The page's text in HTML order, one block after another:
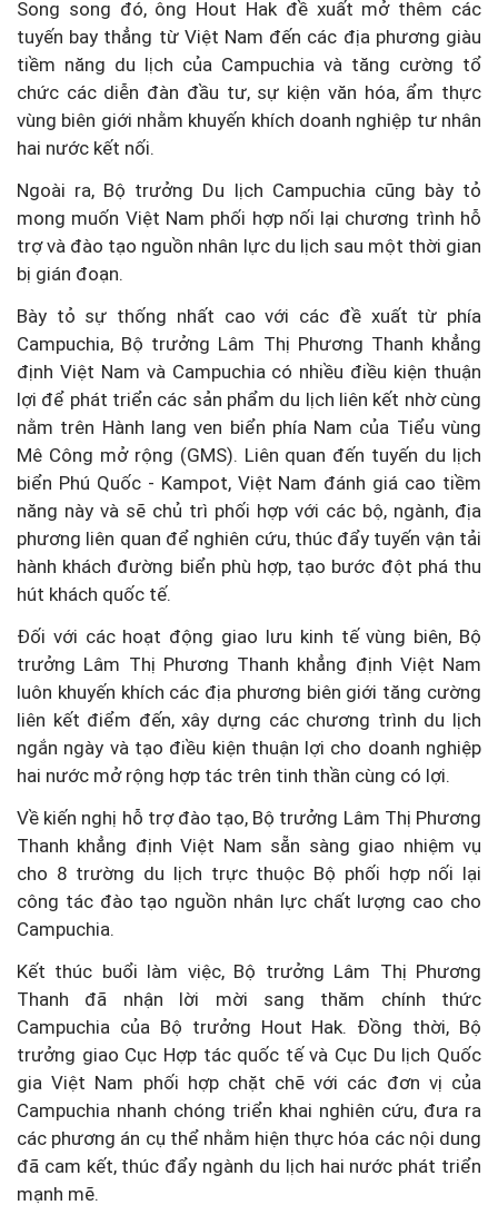
Song song đó, ông Hout Hak đề xuất mở thêm các
tuyến bay thẳng từ Việt Nam đến các địa phương giàu
tiềm năng du lịch của Campuchia và tăng cường tổ
chức các diễn đàn đầu tư, sự kiện văn hóa, ẩm thực
vùng biên giới nhằm khuyến khích doanh nghiệp tư nhân
hai nước kết nối.
Ngoài ra, Bộ trưởng Du lịch Campuchia cũng bày tỏ
mong muốn Việt Nam phối hợp nối lại chương trình hỗ
trợ và đào tạo nguồn nhân lực du lịch sau một thời gian
bị gián đoạn.
Bày tỏ sự thống nhất cao với các đề xuất từ phía
Campuchia, Bộ trưởng Lâm Thị Phương Thanh khẳng
định Việt Nam và Campuchia có nhiều điều kiện thuận
lợi để phát triển các sản phẩm du lịch liên kết nhờ cùng
nằm trên Hành lang ven biển phía Nam của Tiểu vùng
Mê Công mở rộng (GMS). Liên quan đến tuyến du lịch
biển Phú Quốc - Kampot, Việt Nam đánh giá cao tiềm
năng này và sẽ chủ trì phối hợp với các bộ, ngành, địa
phương liên quan để nghiên cứu, thúc đẩy tuyến vận tải
hành khách đường biển phù hợp, tạo bước đột phá thu
hút khách quốc tế.
Đối với các hoạt động giao lưu kinh tế vùng biên, Bộ
trưởng Lâm Thị Phương Thanh khẳng định Việt Nam
luôn khuyến khích các địa phương biên giới tăng cường
liên kết điểm đến, xây dựng các chương trình du lịch
ngắn ngày và tạo điều kiện thuận lợi cho doanh nghiệp
hai nước mở rộng hợp tác trên tinh thần cùng có lợi.
Về kiến nghị hỗ trợ đào tạo, Bộ trưởng Lâm Thị Phương
Thanh khẳng định Việt Nam sẵn sàng giao nhiệm vụ
cho 8 trường du lịch trực thuộc Bộ phối hợp nối lại
công tác đào tạo nguồn nhân lực chất lượng cao cho
Campuchia.
Kết thúc buổi làm việc, Bộ trưởng Lâm Thị Phương
Thanh đã nhận lời mời sang thăm chính thức
Campuchia của Bộ trưởng Hout Hak. Đồng thời, Bộ
trưởng giao Cục Hợp tác quốc tế và Cục Du lịch Quốc
gia Việt Nam phối hợp chặt chẽ với các đơn vị của
Campuchia nhanh chóng triển khai nghiên cứu, đưa ra
các phương án cụ thể nhằm hiện thực hóa các nội dung
đã cam kết, thúc đẩy ngành du lịch hai nước phát triển
mạnh mẽ.